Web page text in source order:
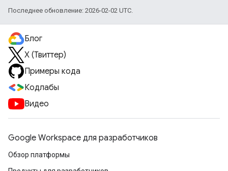
Последнее обновление: 2026-02-02 UTC.
Блог
X (Твиттер)
Примеры кода
Кодлабы
Видео
Google Workspace для разработчиков
Обзор платформы